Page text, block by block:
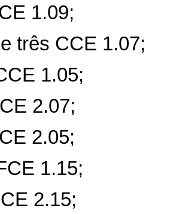
1.09;
três CCE 1.07;
1.05;
2.07;
2.05;
1.15;
2.15;